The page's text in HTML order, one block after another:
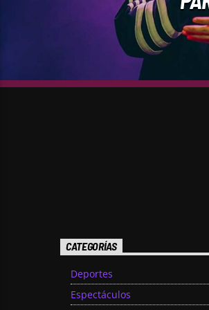
CATEGORÍAS
Deportes
Espectáculos